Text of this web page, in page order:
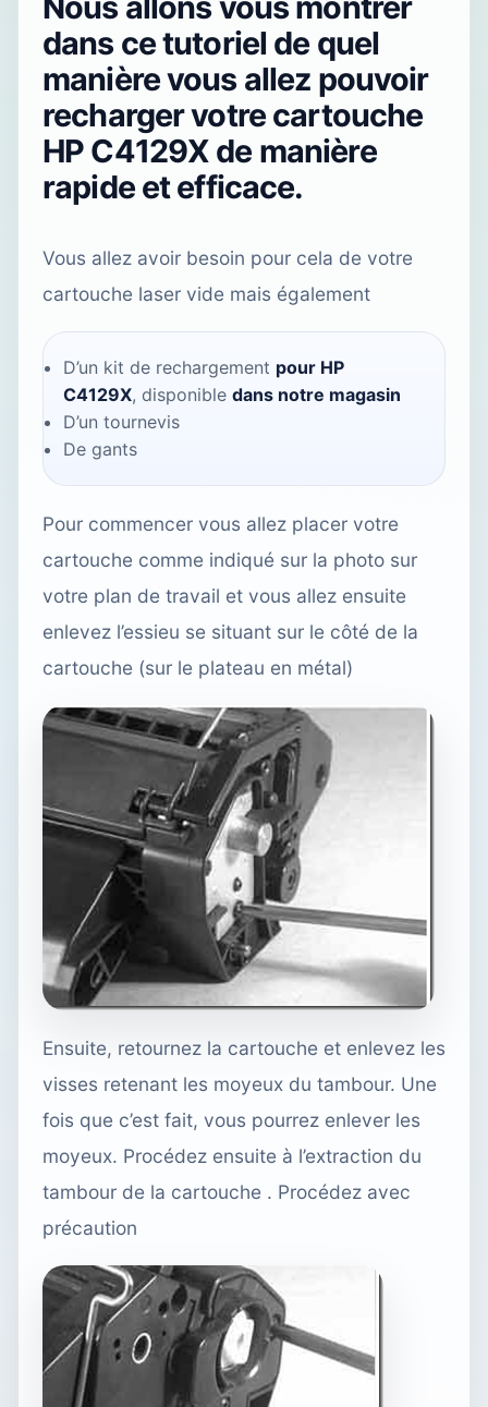
dans ce tutoriel de quel
manière vous allez pouvoir
recharger votre cartouche
HP C4129X de manière
rapide et efficace.
Vous allez avoir besoin pour cela de votre
cartouche laser vide mais également
D’un kit de rechargement pour HP
C4129X, disponible dans notre magasin
D’un tournevis
De gants
Pour commencer vous allez placer votre
cartouche comme indiqué sur la photo sur
votre plan de travail et vous allez ensuite
enlevez l’essieu se situant sur le côté de la
cartouche (sur le plateau en métal)
Ensuite, retournez la cartouche et enlevez les
visses retenant les moyeux du tambour. Une
fois que c’est fait, vous pourrez enlever les
moyeux. Procédez ensuite à l’extraction du
tambour de la cartouche . Procédez avec
précaution